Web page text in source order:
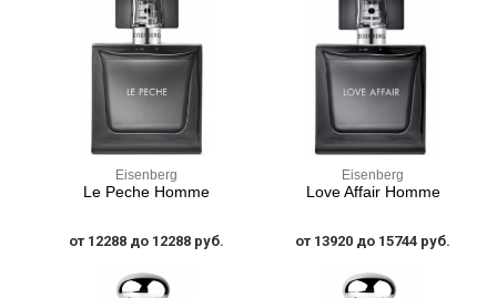
Eisenberg
Le Peche Homme
от 12288 до 12288 руб.
Eisenberg
Love Affair Homme
от 13920 до 15744 руб.